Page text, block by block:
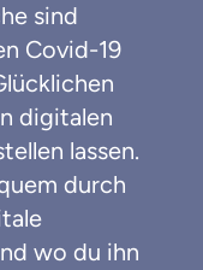
sind
Covid-19
digitalen
lassen.
durch
wo du ihn